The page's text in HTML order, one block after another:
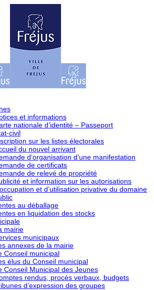
et informations
nationale d’identité – Passeport
civil
sur les listes électorales
du nouvel arrivant
d’organisation d’une manifestation
de certificats
de relevé de propriété
et information sur les autorisations
et d’utilisation privative du domaine
au déballage
en liquidation des stocks
mairie
municipaux
annexes de la mairie
Conseil municipal
élus du Conseil municipal
Conseil Municipal des Jeunes
rendus, procès verbaux, budgets
d’expression des groupes